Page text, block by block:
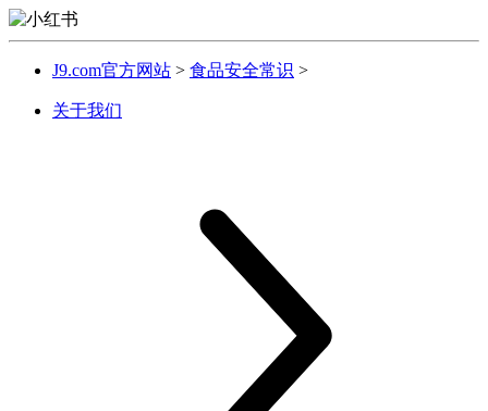
J9.com官方网站 > 食品安全常识 >
关于我们